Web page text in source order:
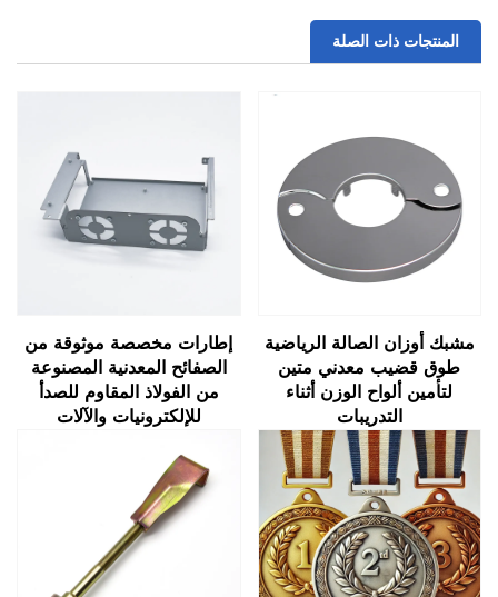
المنتجات ذات الصلة
إطارات مخصصة موثوقة من
الصفائح المعدنية المصنوعة
من الفولاذ المقاوم للصدأ
للإلكترونيات والآلات
مشبك أوزان الصالة الرياضية
طوق قضيب معدني متين
لتأمين ألواح الوزن أثناء
التدريبات